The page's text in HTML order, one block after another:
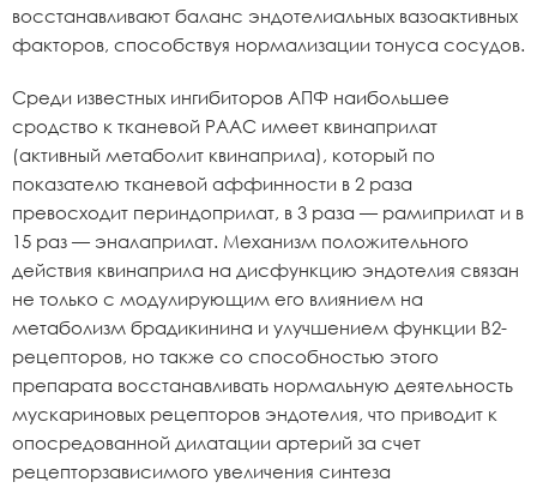
восстанавливают баланс эндотелиальных вазоактивных
факторов, способствуя нормализации тонуса сосудов.
Среди известных ингибиторов АПФ наибольшее
сродство к тканевой РААС имеет квинаприлат
(активный метаболит квинаприла), который по
показателю тканевой аффинности в 2 раза
превосходит периндоприлат, в 3 раза — рамиприлат и в
15 раз — эналаприлат. Механизм положительного
действия квинаприла на дисфункцию эндотелия связан
не только с модулирующим его влиянием на
метаболизм брадикинина и улучшением функции В2-
рецепторов, но также со способностью этого
препарата восстанавливать нормальную деятельность
мускариновых рецепторов эндотелия, что приводит к
опосредованной дилатации артерий за счет
рецепторзависимого увеличения синтеза